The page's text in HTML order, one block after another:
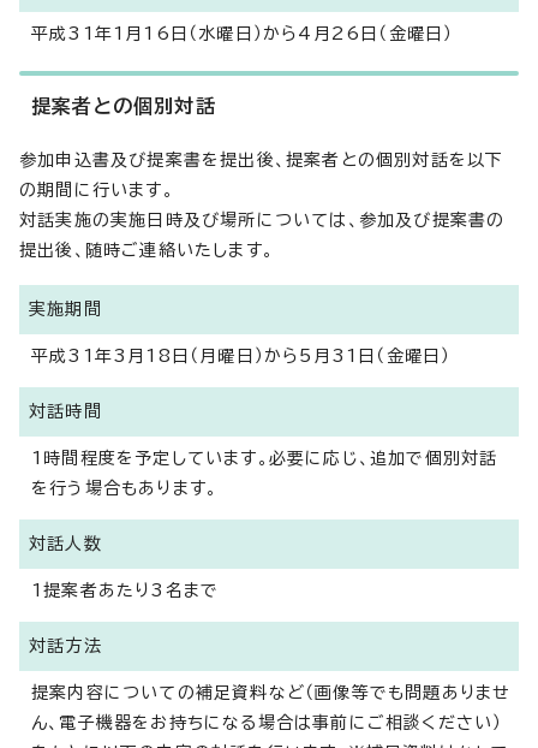
平成31年1月16日（水曜日）から4月26日（金曜日）
提案者との個別対話
参加申込書及び提案書を提出後、提案者との個別対話を以下
の期間に行います。
対話実施の実施日時及び場所については、参加及び提案書の
提出後、随時ご連絡いたします。
実施期間
平成31年3月18日（月曜日）から5月31日（金曜日）
対話時間
1時間程度を予定しています。必要に応じ、追加で個別対話
を行う場合もあります。
対話人数
1提案者あたり3名まで
対話方法
提案内容についての補足資料など（画像等でも問題ありませ
ん、電子機器をお持ちになる場合は事前にご相談ください）